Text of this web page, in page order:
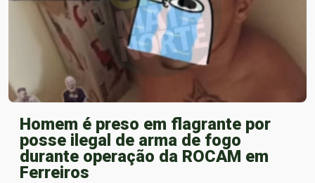
Homem é preso em flagrante por
posse ilegal de arma de fogo
durante operação da ROCAM em
Ferreiros